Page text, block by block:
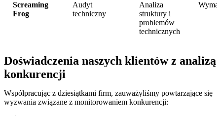
Screaming
Frog
Audyt
techniczny
Analiza
struktury i
problemów
technicznych
Doświadczenia naszych klientów z analizą
konkurencji
Współpracując z dziesiątkami firm, zauważyliśmy powtarzające się
wyzwania związane z monitorowaniem konkurencji: